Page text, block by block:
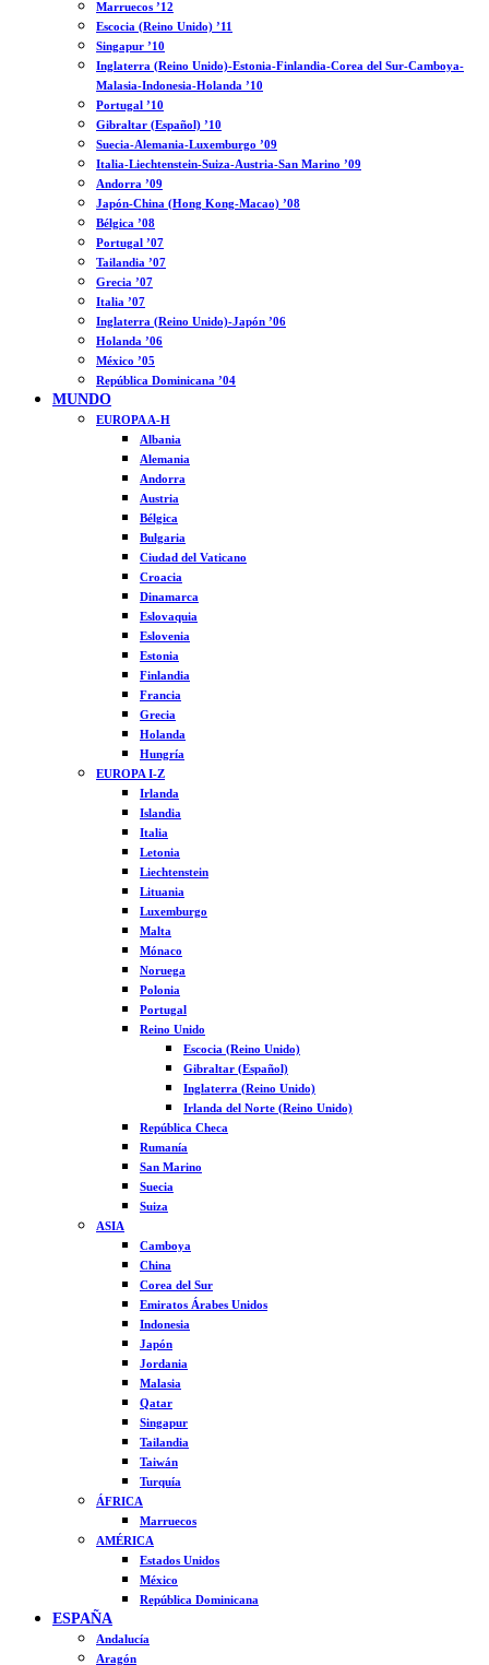
Marruecos ’12
Escocia (Reino Unido) ’11
Singapur ’10
Inglaterra (Reino Unido)-Estonia-Finlandia-Corea del Sur-Camboya-
Malasia-Indonesia-Holanda ’10
Portugal ’10
Gibraltar (Español) ’10
Suecia-Alemania-Luxemburgo ’09
Italia-Liechtenstein-Suiza-Austria-San Marino ’09
Andorra ’09
Japón-China (Hong Kong-Macao) ’08
Bélgica ’08
Portugal ’07
Tailandia ’07
Grecia ’07
Italia ’07
Inglaterra (Reino Unido)-Japón ’06
Holanda ’06
México ’05
República Dominicana ’04
MUNDO
EUROPA A-H
Albania
Alemania
Andorra
Austria
Bélgica
Bulgaria
Ciudad del Vaticano
Croacia
Dinamarca
Eslovaquia
Eslovenia
Estonia
Finlandia
Francia
Grecia
Holanda
Hungría
EUROPA I-Z
Irlanda
Islandia
Italia
Letonia
Liechtenstein
Lituania
Luxemburgo
Malta
Mónaco
Noruega
Polonia
Portugal
Reino Unido
Escocia (Reino Unido)
Gibraltar (Español)
Inglaterra (Reino Unido)
Irlanda del Norte (Reino Unido)
República Checa
Rumanía
San Marino
Suecia
Suiza
ASIA
Camboya
China
Corea del Sur
Emiratos Árabes Unidos
Indonesia
Japón
Jordania
Malasia
Qatar
Singapur
Tailandia
Taiwán
Turquía
ÁFRICA
Marruecos
AMÉRICA
Estados Unidos
México
República Dominicana
ESPAÑA
Andalucía
Aragón